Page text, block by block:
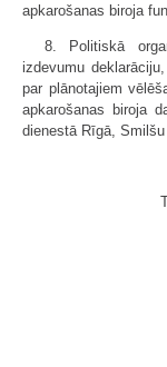
apkarošanas biroja
8. Politiskā
izdevumu
par plānotajiem
apkarošanas biroja
dienestā Rīgā, Smilšu